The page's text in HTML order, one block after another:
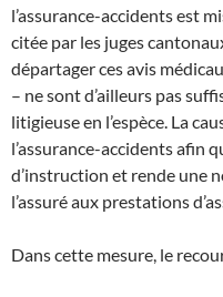
l’assurance-accidents est
citée par les juges
départager ces avis
– ne sont d’ailleurs pas
litigieuse en l’espèce. La
l’assurance-accidents afin
d’instruction et rende une
l’assuré aux prestations
Dans cette mesure, le